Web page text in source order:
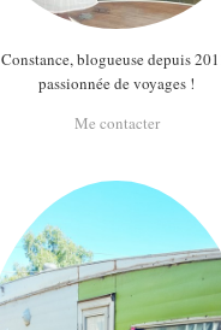
Constance, blogueuse depuis
passionnée de voyages !
Me contacter